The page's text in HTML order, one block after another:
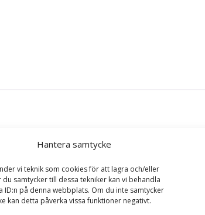
Hantera samtycke
vi teknik som cookies för att lagra och/eller
samtycker till dessa tekniker kan vi behandla
på denna webbplats. Om du inte samtycker
kan detta påverka vissa funktioner negativt.
8p”
*